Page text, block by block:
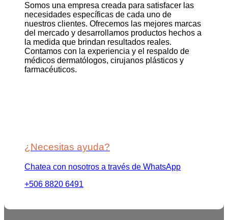
Somos una empresa creada para satisfacer las
necesidades específicas de cada uno de
nuestros clientes. Ofrecemos las mejores marcas
del mercado y desarrollamos productos hechos a
la medida que brindan resultados reales.
Contamos con la experiencia y el respaldo de
médicos dermatólogos, cirujanos plásticos y
farmacéuticos.
¿Necesitas ayuda?
Chatea con nosotros a través de WhatsApp
+506 8820 6491